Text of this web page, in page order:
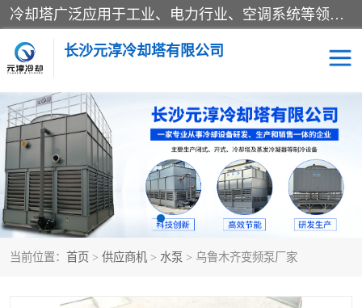
冷却塔广泛应用于工业、电力行业、空调系统等领域。在电力行业中，用于冷却发电机组的循环水；在工业生产中，如化工、冶金等行业，可降低生产过程中产生的热量；在空调系统中，为空调设备提供冷却水源
长沙元淳冷却塔有限公司
当前位置： 首页 > 供应商机 > 水泵 > 乌鲁木齐变频泵厂家
方形开式冷却塔 圆形冷却塔
闭式冷却塔 水箱
电控箱 水泵
板式换热器